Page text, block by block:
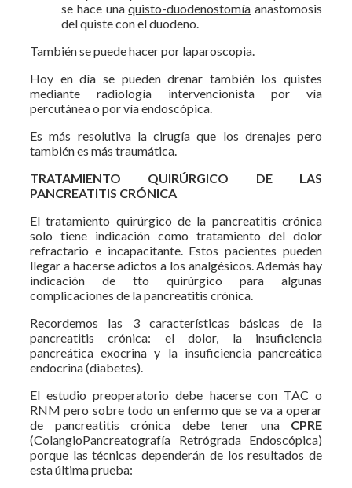
se hace unaquisto-duodenostomía anastomosis
del quiste con el duodeno.
También se puede hacer por laparoscopia.
Hoy en día se pueden drenar también los quistes
mediante radiología intervencionista por vía
percutánea o por vía endoscópica.
Es más resolutiva la cirugía que los drenajes pero
también es más traumática.
TRATAMIENTO QUIRÚRGICO DE LAS
PANCREATITIS CRÓNICA
El tratamiento quirúrgico de la pancreatitis crónica
solo tiene indicación como tratamiento del dolor
refractario e incapacitante. Estos pacientes pueden
llegar a hacerse adictos a los analgésicos. Además hay
indicación de tto quirúrgico para algunas
complicaciones de la pancreatitis crónica.
Recordemos las 3 características básicas de la
pancreatitis crónica: el dolor, la insuficiencia
pancreática exocrina y la insuficiencia pancreática
endocrina (diabetes).
El estudio preoperatorio debe hacerse con TAC o
RNM pero sobre todo un enfermo que se va a operar
de pancreatitis crónica debe tener una CPRE
(ColangioPancreatografía Retrógrada Endoscópica)
porque las técnicas dependerán de los resultados de
esta última prueba: